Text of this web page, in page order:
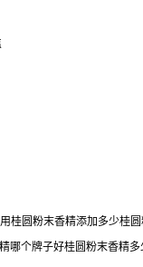
圆粉末香精添加多少桂
个牌子好桂圆粉末香精